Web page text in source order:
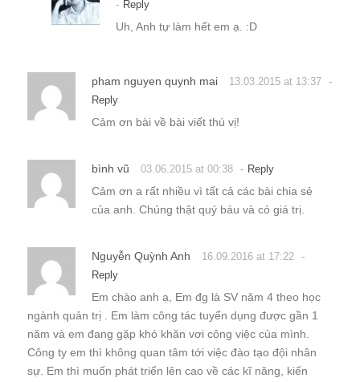
- Reply
Uh, Anh tự làm hết em ạ. :D
pham nguyen quynh mai 13.03.2015 at 13:37 -
Reply
Cảm ơn bài về bài viết thú vị!
bình vũ 03.06.2015 at 00:38 - Reply
Cảm ơn a rất nhiều vì tất cả các bài chia sẻ
của anh. Chúng thật quý báu và có giá trị.
Nguyễn Quỳnh Anh 16.09.2016 at 17:22 -
Reply
Em chào anh ạ, Em đg là SV năm 4 theo học
ngành quản trị . Em làm công tác tuyển dụng được gần 1
năm và em đang gặp khó khăn vơi công việc của mình.
Công ty em thì không quan tâm tới việc đào tạo đội nhân
sự. Em thì muốn phát triển lên cao về các kĩ năng, kiến